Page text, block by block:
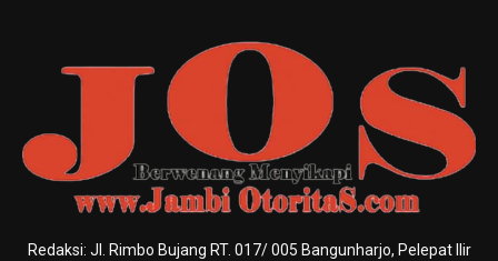
Redaksi: Jl. Rimbo Bujang RT. 017/ 005 Bangunharjo, Pelepat Ilir